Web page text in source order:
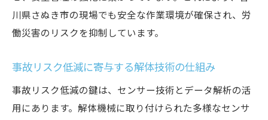
これからの香川県さぬき市の解体動向を読む
地域の解体業界で注目の最新トレンドを分
香川県さぬき市の解体業者が目指す未来像
川県さぬき市の現場でも安全な作業環境が確保され、労
働災害のリスクを抑制しています。
事故リスク低減に寄与する解体技術の仕組み
事故リスク低減の鍵は、センサー技術とデータ解析の活
用にあります。解体機械に取り付けられた多様なセンサ